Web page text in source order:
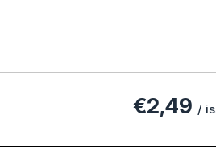
€2,49 /